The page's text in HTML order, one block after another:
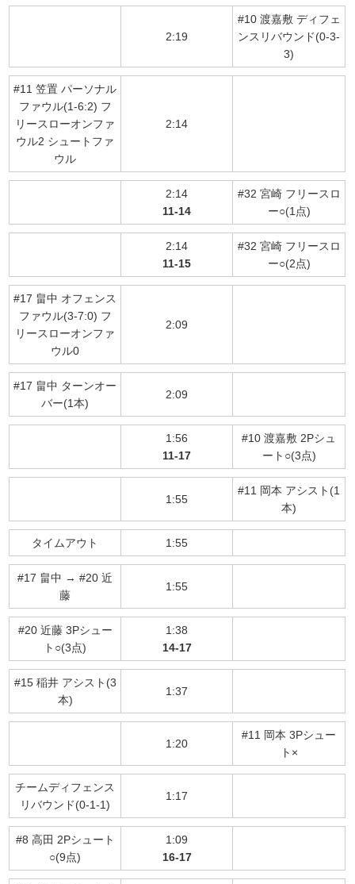
2:19
#10 渡嘉敷 ディフェ
ンスリバウンド(0-3-
3)
#11 笠置 パーソナル
ファウル(1-6:2) フ
リースローオンファ
ウル2 シュートファ
ウル
2:14
2:14
11-14
#32 宮崎 フリースロ
ー○(1点)
2:14
11-15
#32 宮崎 フリースロ
ー○(2点)
#17 畠中 オフェンス
ファウル(3-7:0) フ
リースローオンファ
ウル0
2:09
#17 畠中 ターンオー
バー(1本)
2:09
1:56
11-17
#10 渡嘉敷 2Pシュ
ート○(3点)
1:55
#11 岡本 アシスト(1
本)
タイムアウト 1:55
#17 畠中 → #20 近
藤
1:55
#20 近藤 3Pシュー
ト○(3点)
1:38
14-17
#15 稲井 アシスト(3
本)
1:37
1:20
#11 岡本 3Pシュー
ト×
チームディフェンス
リバウンド(0-1-1)
1:17
#8 高田 2Pシュート
○(9点)
1:09
16-17